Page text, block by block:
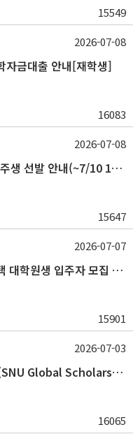
15549
자금대출 안내[재학생]
16083
2026-07-08
2026-2학기 신격호 롯데장학관 입주생 선발 안내(~7/10 10:00)
15647
2026-07-08
2026학년도 2학기 시흥캠퍼스 주택 대학원생 입주자 모집 안내
15901
2026-07-07
2026-2학기 글로벌초우수 장학금(SNU Global Scholarship, GS) 신청 안내(~7/12 23:00)
16065
2026-07-03